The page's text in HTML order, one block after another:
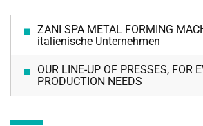
ZANI SPA METAL FORMING
italienische Unternehmen
OUR LINE-UP OF PRESSES, FOR
PRODUCTION NEEDS